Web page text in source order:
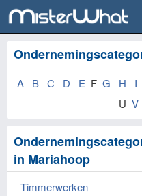
A B C D E F G H I
U V
in Mariahoop
Timmerwerken